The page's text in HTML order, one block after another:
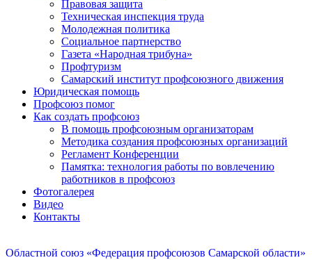
Правовая защита
Техническая инспекция труда
Молодежная политика
Социальное партнерство
Газета «Народная трибуна»
Профтуризм
Самарский институт профсоюзного движения
Юридическая помощь
Профсоюз помог
Как создать профсоюз
В помощь профсоюзным организаторам
Методика создания профсоюзных организаций
Регламент Конференции
Памятка: технология работы по вовлечению
работников в профсоюз
Фотогалерея
Видео
Контакты
Областной союз «Федерация профсоюзов Самарской области»